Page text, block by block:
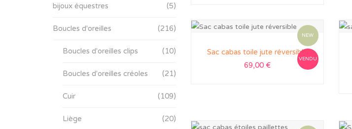
bijoux équestres (5)
Boucles d'oreilles (216)
Boucles d'oreilles clips (10)
Boucles d'oreilles créoles (21)
Cuir (109)
Liège (20)
NEW
VENDU
Sac cabas toile jute réversible
69,00 €